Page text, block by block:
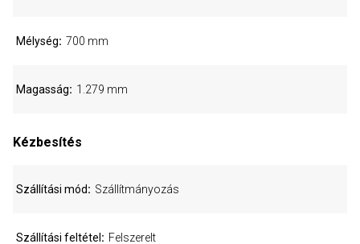
Mélység 700 mm
Magasság 1.279 mm
Kézbesítés
Szállítási mód Szállítmányozás
Szállítási feltétel Felszerelt